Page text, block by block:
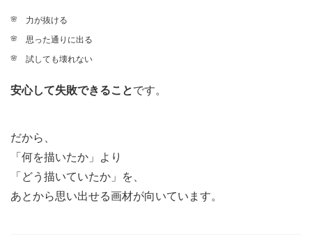
力が抜ける
思った通りに出る
試しても壊れない
安心して失敗できることです。
だから、
「何を描いたか」より
「どう描いていたか」を、
あとから思い出せる画材が向いています。